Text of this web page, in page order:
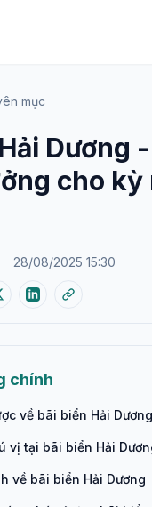
mục
Dương
cho kỳ
28/08/2025 15:30
chính
về bãi biển Hải Dương
vị tại bãi biển Hải
về bãi biển Hải Dương